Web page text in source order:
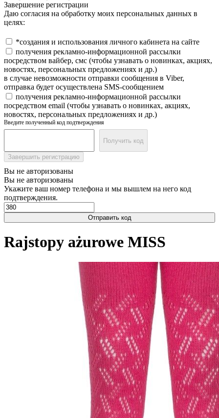
Завершение регистрации
Даю согласия на обработку моих персональных данных в
целях:
*создания и использования личного кабинета на сайте
получения рекламно-информационной рассылки
посредством вайбер, смс (чтобы узнавать о новинках, акциях,
новостях, персональных предложениях и др.)
в случае невозможности отправки сообщения в Viber,
отправка будет осуществлена SMS-сообщением
получения рекламно-информационной рассылки
посредством email (чтобы узнавать о новинках, акциях,
новостях, персональных предложениях и др.)
Введите полученный код подтверждения
Получить код
Завершить регистрацию
Вы не авторизованы
Вы не авторизованы
Укажите ваш номер телефона и мы вышлем на него код
подтверждения.
Отправить код
Rajstopy ażurowe MISS